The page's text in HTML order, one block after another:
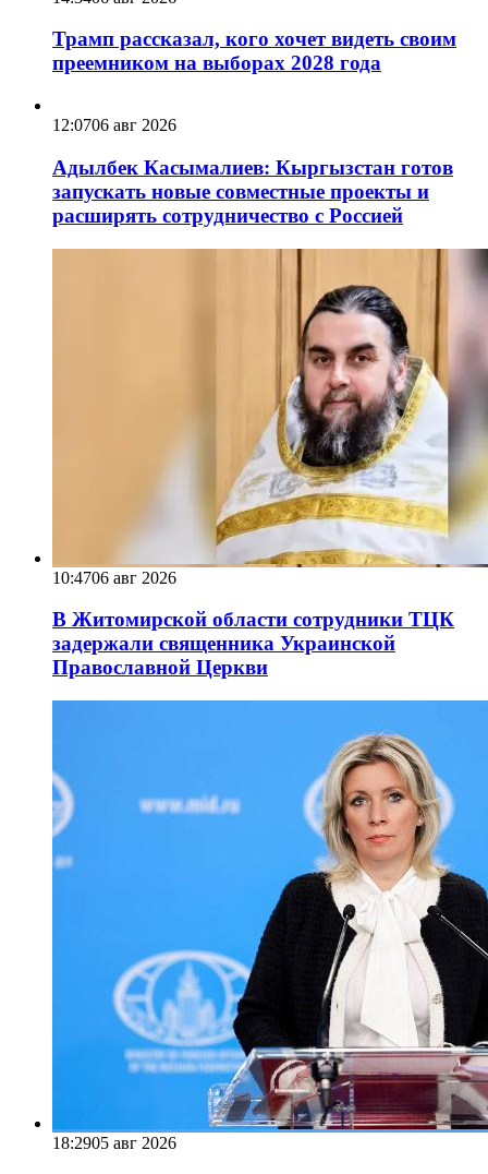
Трамп рассказал, кого хочет видеть своим
преемником на выборах 2028 года
12:0706 авг 2026
Адылбек Касымалиев: Кыргызстан готов
запускать новые совместные проекты и
расширять сотрудничество с Россией
10:4706 авг 2026
В Житомирской области сотрудники ТЦК
задержали священника Украинской
Православной Церкви
18:2905 авг 2026